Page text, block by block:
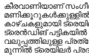
കീരവാണിയാണ്
മണിക്കൂറുകള്‍ക്കുള്ളില്‍
കാഴ്ചകളുമായി
ട്രെന്‍ഡിങ് പട്ടികയില്‍
വലുപ്പത്തിലുള്ള
മുന്നില്‍ ട്രെയിലര്‍